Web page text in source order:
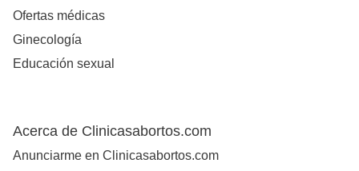
Ofertas médicas
Ginecología
Educación sexual
Acerca de Clinicasabortos.com
Anunciarme en Clinicasabortos.com